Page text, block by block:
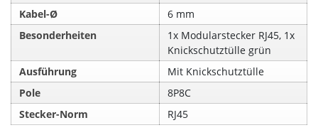
Kabel-Ø
6 mm
Besonderheiten
1x Modularstecker RJ45, 1x
Knickschutztülle grün
Ausführung
Mit Knickschutztülle
Pole
8P8C
Stecker-Norm
RJ45